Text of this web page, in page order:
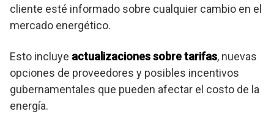
cliente esté informado sobre cualquier cambio en el
mercado energético.
Esto incluye actualizaciones sobre tarifas, nuevas
opciones de proveedores y posibles incentivos
gubernamentales que pueden afectar el costo de la
energía.